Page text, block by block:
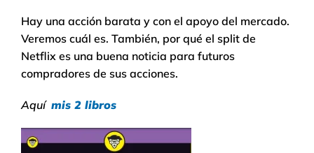
Hay una acción barata y con el apoyo del mercado.
Veremos cuál es. También, por qué el split de
Netflix es una buena noticia para futuros
compradores de sus acciones.
Aquí mis 2 libros